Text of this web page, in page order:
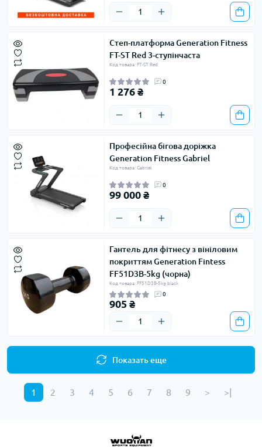
Cтеп-платформа Generation Fitness
FT-ST Red 3-ступінчаста
Код товара: FT-ST Red
0
1 276 ₴
Професійна бігова доріжка
Generation Fitness Gabriel
Код товара: Gabriel
0
99 000 ₴
Гантель для фітнесу з вініловим
покриттям Generation Fintess
FF51D3B-5kg (чорна)
Код товара: FF51D3B-5kg black
0
905 ₴
Показать еще
1 2 3 4 5 6 7 8 9 > >|